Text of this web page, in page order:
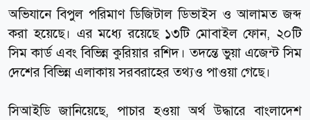
অভিযানে বিপুল পরিমাণ ডিজিটাল ডিভাইস ও আলামত জব্দ
করা হয়েছে। এর মধ্যে রয়েছে ১৩টি মোবাইল ফোন, ২০টি
সিম কার্ড এবং বিভিন্ন কুরিয়ার রশিদ। তদন্তে ভুয়া এজেন্ট সিম
দেশের বিভিন্ন এলাকায় সরবরাহের তথ্যও পাওয়া গেছে।
সিআইডি জানিয়েছে, পাচার হওয়া অর্থ উদ্ধারে বাংলাদেশ